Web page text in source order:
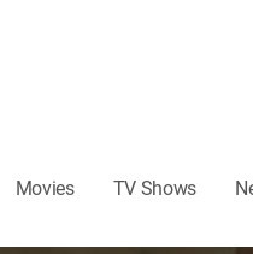
Movies TV Shows